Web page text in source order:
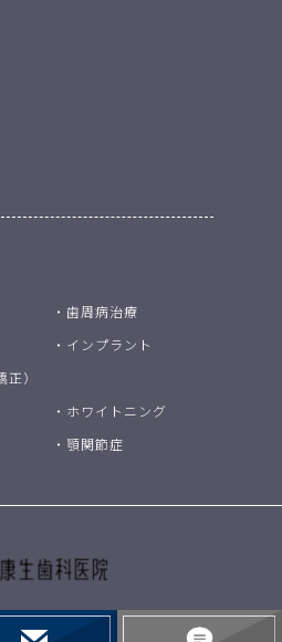
・歯周病治療
・インプラント
）
・ホワイトニング
・顎関節症
医院 All Rights Reserved.